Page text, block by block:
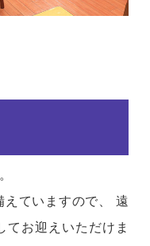
ていますので、 遠
てお迎えいただけま